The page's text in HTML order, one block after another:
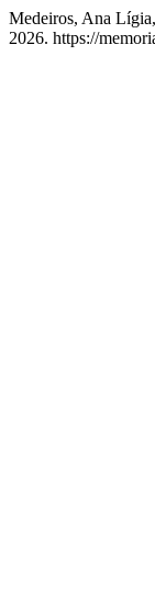
Medeiros, Ana
2026. https://